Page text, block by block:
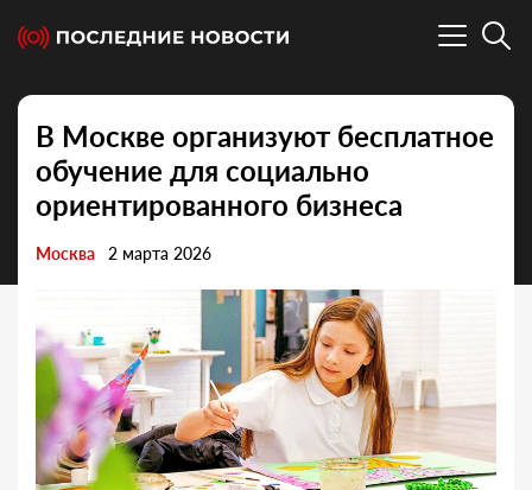
В Москве организуют бесплатное
обучение для социально
ориентированного бизнеса
Москва 2 марта 2026